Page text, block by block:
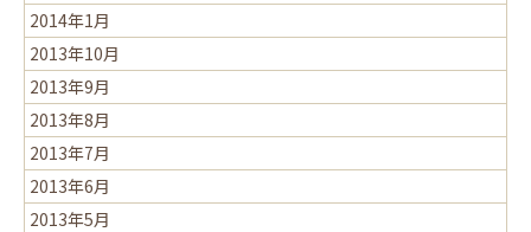
2014年1月
2013年10月
2013年9月
2013年8月
2013年7月
2013年6月
2013年5月